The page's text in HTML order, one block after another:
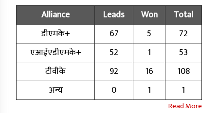
Alliance
Leads Won
Total
डीएमके+
67 5
72
एआईएडीएमके+
52 1
53
टीवीके
92 16
108
अन्य
0 1 1